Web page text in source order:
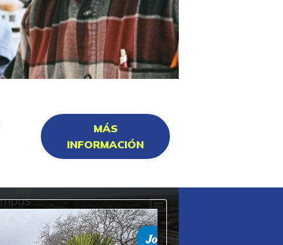
MÁS
INFORMACIÓN